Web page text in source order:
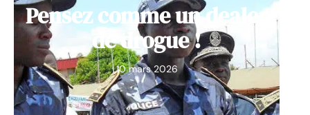
Pensez comme un dealer
de drogue !
10 mars 2026